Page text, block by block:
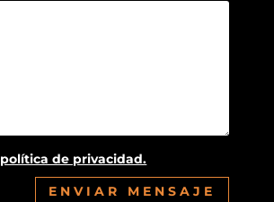
política de privacidad.
ENVIAR MENSAJE